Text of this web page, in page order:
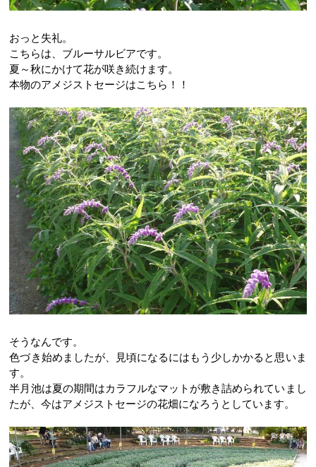
おっと失礼。
こちらは、ブルーサルビアです。
夏～秋にかけて花が咲き続けます。
本物のアメジストセージはこちら！！
そうなんです。
色づき始めましたが、見頃になるにはもう少しかかると思いま
す。
半月池は夏の期間はカラフルなマットが敷き詰められていまし
たが、今はアメジストセージの花畑になろうとしています。